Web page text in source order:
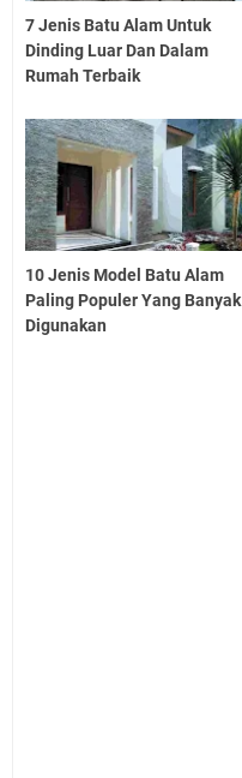
7 Jenis Batu Alam Untuk
Dinding Luar Dan Dalam
Rumah Terbaik
10 Jenis Model Batu Alam
Paling Populer Yang Banyak
Digunakan